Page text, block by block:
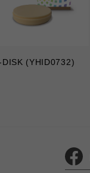
DISK (YHID0732)